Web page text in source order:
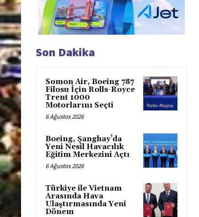
Son Dakika
Somon Air, Boeing 787
Filosu İçin Rolls-Royce
Trent 1000
Motorlarını Seçti
6 Ağustos 2026
Boeing, Şanghay’da
Yeni Nesil Havacılık
Eğitim Merkezini Açtı
6 Ağustos 2026
Türkiye ile Vietnam
Arasında Hava
Ulaştırmasında Yeni
Dönem